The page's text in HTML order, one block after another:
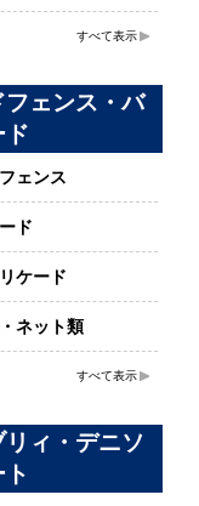
すべて表示
フェンス・バ
ド
ェンス
ド
ケード
ネット類
すべて表示
リィ・デニソ